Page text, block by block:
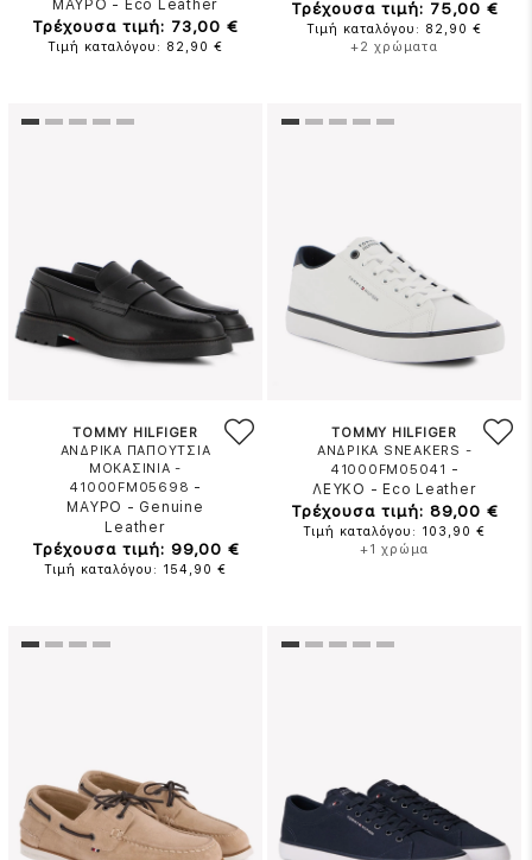
ΜΑΥΡΟ - Eco Leather
Τρέχουσα τιμή: 73,00 €
Τιμή καταλόγου: 82,90 €
Τρέχουσα τιμή: 75,00 €
Τιμή καταλόγου: 82,90 €
+2 χρώματα
TOMMY HILFIGER
ΑΝΔΡΙΚΑ ΠΑΠΟΥΤΣΙΑ
ΜΟΚΑΣΙΝΙΑ -
41000FM05698 -
ΜΑΥΡΟ - Genuine
Leather
Τρέχουσα τιμή: 99,00 €
Τιμή καταλόγου: 154,90 €
TOMMY HILFIGER
ΑΝΔΡΙΚΑ SNEAKERS -
41000FM05041 -
ΛΕΥΚΟ - Eco Leather
Τρέχουσα τιμή: 89,00 €
Τιμή καταλόγου: 103,90 €
+1 χρώμα